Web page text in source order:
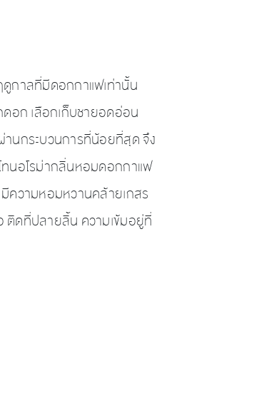
ดูกาลที่มีดอกกาแฟเท่านั้น
อก เลือกเก็บชายอดอ่อน
นกระบวนการที่น้อยที่สุด จึง
ทนอโรม่ากลิ่นหอมดอกกาแฟ
ความหอมหวานคล้ายเกสร
ติดที่ปลายลิ้น ความเข้มอยู่ที่